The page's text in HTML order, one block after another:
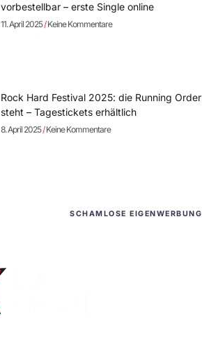
vorbestellbar – erste Single online
11. April 2025 Keine Kommentare
Rock Hard Festival 2025: die Running Order
steht – Tagestickets erhältlich
8. April 2025 Keine Kommentare
SCHAMLOSE EIGENWERBUNG